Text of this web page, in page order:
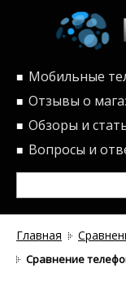
■ Мобильные
■ Отзывы о
■ Обзоры и
■ Вопросы и
Главная
Сравнение